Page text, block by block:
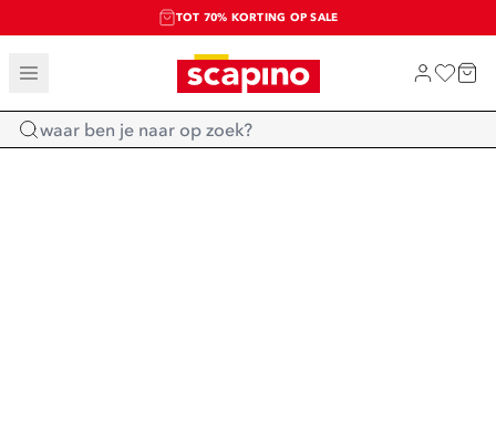
TOT 70% KORTING OP SALE
SALE: LAATSTE KANS!
SHOP NIEUW
Home